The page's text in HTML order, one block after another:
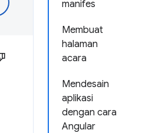
manifes
Membuat
halaman
acara
Mendesain
aplikasi
dengan cara
Angular